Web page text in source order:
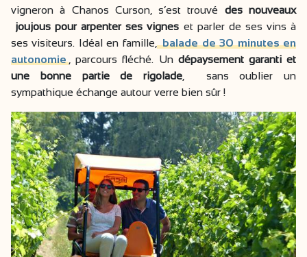
vigneron à Chanos Curson, s’est trouvé des nouveaux
joujous pour arpenter ses vignes et parler de ses vins à
ses visiteurs. Idéal en famille, balade de 30 minutes en
autonomie
, parcours fléché. Un dépaysement garanti et
une bonne partie de rigolade , sans oublier un
sympathique échange autour verre bien sûr !